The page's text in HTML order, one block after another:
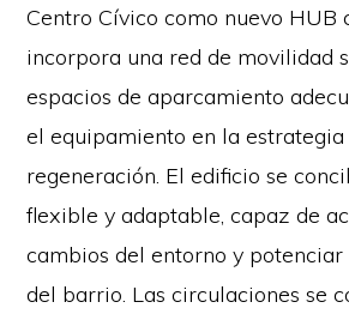
Centro Cívico como nuevo HUB
incorpora una red de movilidad
espacios de aparcamiento
el equipamiento en la estrategia
regeneración. El edificio se
flexible y adaptable, capaz de
cambios del entorno y
del barrio. Las circulaciones se